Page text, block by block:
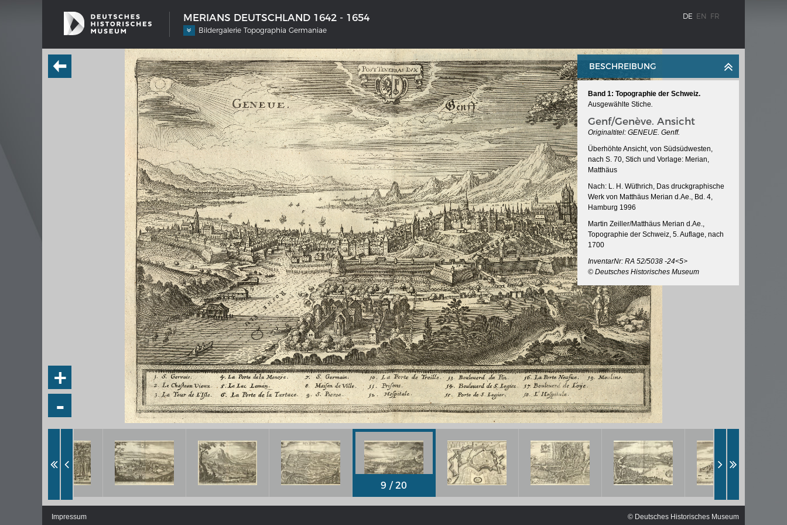
MERIANS DEUTSCHLAND 1642 - 1654
Bildergalerie Topographia Germaniae
DE EN FR
Entwicklungen im europäischen
MERIANS DEUTSCHLAND 1642 - 1654
Interaktive Karte
Bildergalerie Topographia Germaniae
Impressum
Wissenswert
DER RHEIN VON BASEL BIS KOBLENZ
Ganz neue Vorstellung des Rheinstroms
1794
Details der historischen Rheinkarte
Deutsch-französische Geschichte am
Rhein
Chronologie der deutsch-französischen
Geschichte
KAISER KARL V.
Wappentafel mit den Wappen Kaiser
Karls V.
DIE NATIONALVERSAMMLUNG IN DER
PAULSKIRCHE 1848
Details und Debatten
Politische Ziele der Fraktionen
WEIMAR: VOM WESEN UND WERT DER
DEMOKRATIE
+
-
BESCHREIBUNG
Band 1: Topographie der Schweiz.
Ausgewählte Stiche.
Genf/Genève. Ansicht
Originaltitel: GENEUE. Genff.
Überhöhte Ansicht, von Südsüdwesten,
nach S. 70, Stich und Vorlage: Merian,
Matthäus
Nach: L. H. Wüthrich, Das druckgraphische
Werk von Matthäus Merian d.Ae., Bd. 4,
Hamburg 1996
Martin Zeiller/Matthäus Merian d.Ae.,
Topographie der Schweiz, 5. Auflage, nach
1700
InventarNr: RA 52/5038 -24<5>
© Deutsches Historisches Museum
Impressum © Deutsches Historisches Museum